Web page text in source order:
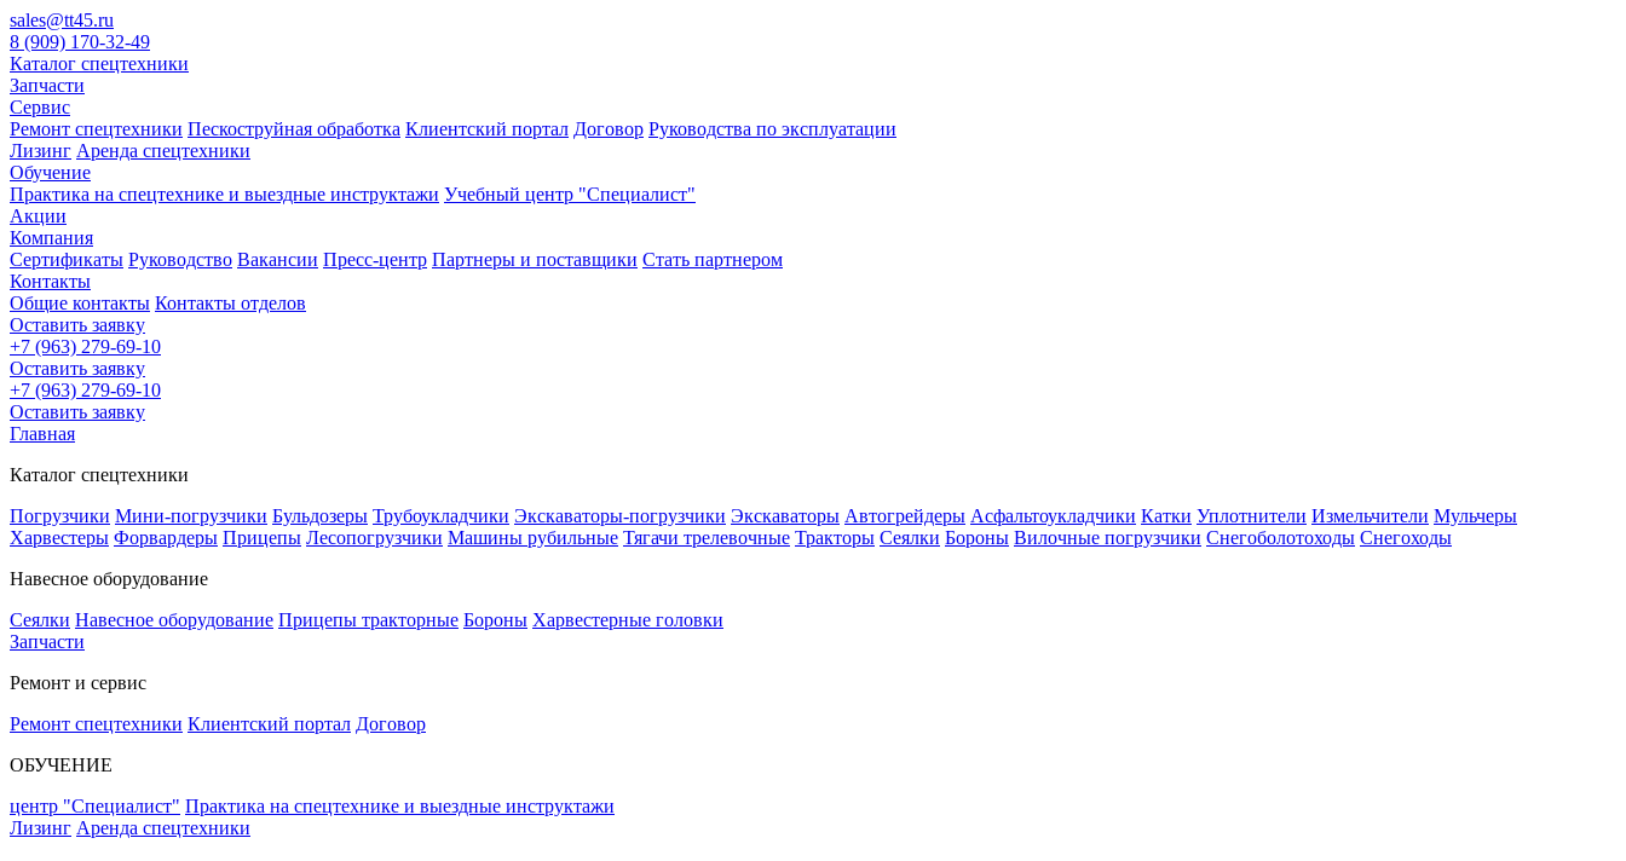
sales@tt45.ru
8 (909) 170-32-49
Каталог спецтехники
Запчасти
Сервис
Ремонт спецтехники Пескоструйная обработка Клиентский портал Договор Руководства по эксплуатации
Лизинг Аренда спецтехники
Обучение
Практика на спецтехнике и выездные инструктажи Учебный центр "Специалист"
Акции
Компания
Сертификаты Руководство Вакансии Пресс-центр Партнеры и поставщики Стать партнером
Контакты
Общие контакты Контакты отделов
Оставить заявку
+7 (963) 279-69-10
Оставить заявку
+7 (963) 279-69-10
Оставить заявку
Главная
Каталог спецтехники
Погрузчики Мини-погрузчики Бульдозеры Трубоукладчики Экскаваторы-погрузчики Экскаваторы Автогрейдеры Асфальтоукладчики Катки Уплотнители Измельчители Мульчеры
Харвестеры Форвардеры Прицепы Лесопогрузчики Машины рубильные Тягачи трелевочные Тракторы Сеялки Бороны Вилочные погрузчики Снегоболотоходы Снегоходы
Навесное оборудование
Сеялки Навесное оборудование Прицепы тракторные Бороны Харвестерные головки
Запчасти
Ремонт и сервис
Ремонт спецтехники Клиентский портал Договор
ОБУЧЕНИЕ
центр "Специалист" Практика на спецтехнике и выездные инструктажи
Лизинг Аренда спецтехники